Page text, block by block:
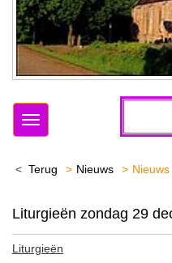
Toggle
Terug Nieuws
Liturgieën zondag 29
Liturgieën